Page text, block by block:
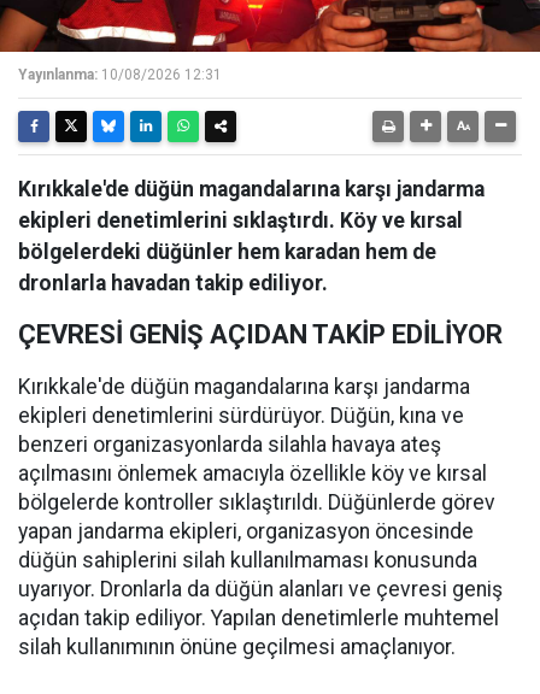
Yayınlanma: 10/08/2026 12:31
Kırıkkale'de düğün magandalarına karşı jandarma
ekipleri denetimlerini sıklaştırdı. Köy ve kırsal
bölgelerdeki düğünler hem karadan hem de
dronlarla havadan takip ediliyor.
ÇEVRESİ GENİŞ AÇIDAN TAKİP EDİLİYOR
Kırıkkale'de düğün magandalarına karşı jandarma
ekipleri denetimlerini sürdürüyor. Düğün, kına ve
benzeri organizasyonlarda silahla havaya ateş
açılmasını önlemek amacıyla özellikle köy ve kırsal
bölgelerde kontroller sıklaştırıldı. Düğünlerde görev
yapan jandarma ekipleri, organizasyon öncesinde
düğün sahiplerini silah kullanılmaması konusunda
uyarıyor. Dronlarla da düğün alanları ve çevresi geniş
açıdan takip ediliyor. Yapılan denetimlerle muhtemel
silah kullanımının önüne geçilmesi amaçlanıyor.